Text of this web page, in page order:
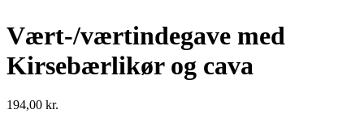
Vært-/værtindegave med
Kirsebærlikør og cava
194,00 kr.